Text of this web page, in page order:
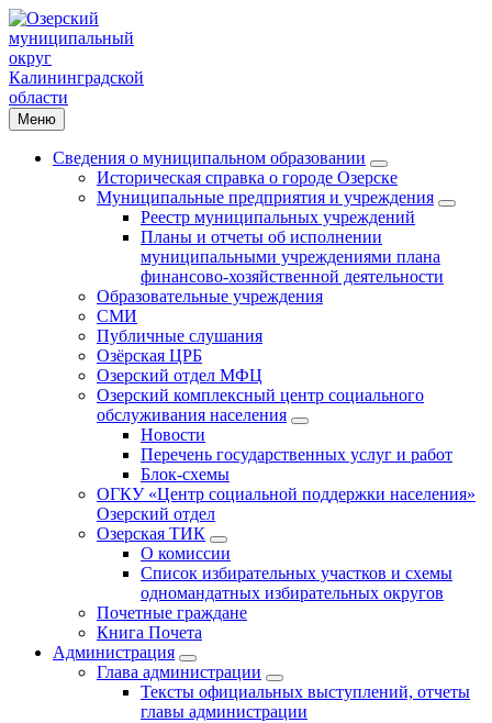
Меню
Сведения о муниципальном образовании
Историческая справка о городе Озерске
Муниципальные предприятия и учреждения
Реестр муниципальных учреждений
Планы и отчеты об исполнении
муниципальными учреждениями плана
финансово-хозяйственной деятельности
Образовательные учреждения
СМИ
Публичные слушания
Озёрская ЦРБ
Озерский отдел МФЦ
Озерский комплексный центр социального
обслуживания населения
Новости
Перечень государственных услуг и работ
Блок-схемы
ОГКУ «Центр социальной поддержки населения»
Озерский отдел
Озерская ТИК
О комиссии
Список избирательных участков и схемы
одномандатных избирательных округов
Почетные граждане
Книга Почета
Администрация
Глава администрации
Тексты официальных выступлений, отчеты
главы администрации